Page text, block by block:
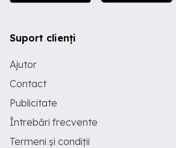
Suport clienți
Ajutor
Contact
Publicitate
Întrebări frecvente
Termeni și condiții